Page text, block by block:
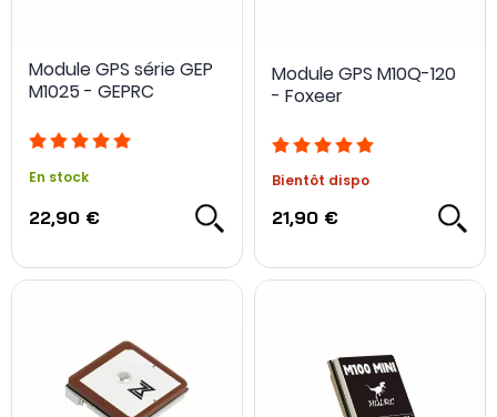
Module GPS série GEP
M1025 - GEPRC
En stock
22,90 €
Module GPS M10Q-120
- Foxeer
Bientôt dispo
21,90 €